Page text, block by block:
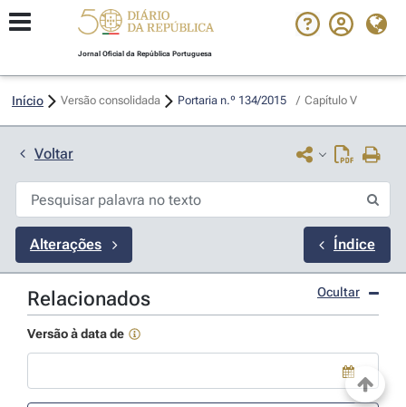
Jornal Oficial da República Portuguesa
Início Versão consolidada Portaria n.º 134/2015 / Capítulo V
Voltar
Alterações Índice
Relacionados Ocultar
Versão à data de
Use a tecla de seta para baixo para abrir o calendário; Use as